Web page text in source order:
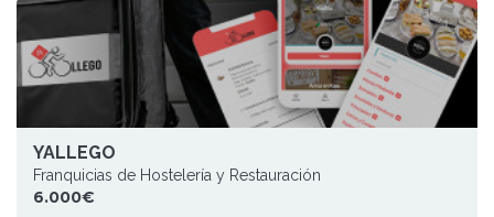
YALLEGO
Franquicias de Hostelería y Restauración
6.000€